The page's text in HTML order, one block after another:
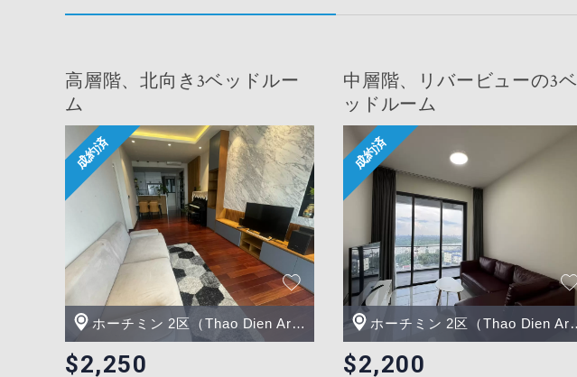
高層階、北向き3ベッドルー
ム
ホーチミン 2区（Thao Dien Area）
$2,250
中層階、リバービューの3ベ
ッドルーム
ホーチミン 2区（Thao Dien Area）
$2,200